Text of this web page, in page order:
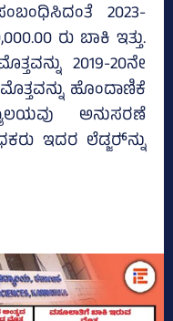
2023-
ರು ಬಾಕಿ ಇತ್ತು.
2019-20ನೇ
ಹೊಂದಾಣಿಕೆ
ಅನುಸರಣೆ
ಇದರ ಲೆಡ್ಜರ್‍‌ನ್ನು